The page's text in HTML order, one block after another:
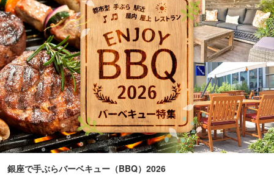
銀座で手ぶらバーベキュー（BBQ）2026